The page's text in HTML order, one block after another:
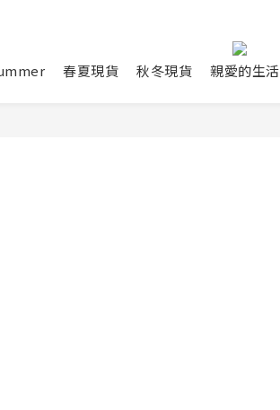
春夏現貨 秋冬現貨 親愛的生活